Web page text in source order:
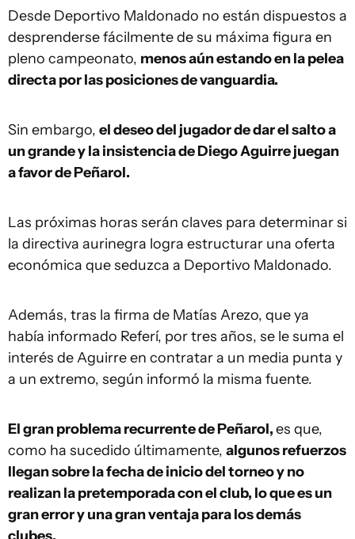
Desde Deportivo Maldonado no están dispuestos a
desprenderse fácilmente de su máxima figura en
pleno campeonato, menos aún estando en la pelea
directa por las posiciones de vanguardia.
Sin embargo, el deseo del jugador de dar el salto a
un grande y la insistencia de Diego Aguirre juegan
a favor de Peñarol.
Las próximas horas serán claves para determinar si
la directiva aurinegra logra estructurar una oferta
económica que seduzca a Deportivo Maldonado.
Además, tras la firma de Matías Arezo, que ya
había informado Referí, por tres años, se le suma el
interés de Aguirre en contratar a un media punta y
a un extremo, según informó la misma fuente.
El gran problema recurrente de Peñarol,es que,
como ha sucedido últimamente, algunos refuerzos
llegan sobre la fecha de inicio del torneo y no
realizan la pretemporada con el club, lo que es un
gran error y una gran ventaja para los demás